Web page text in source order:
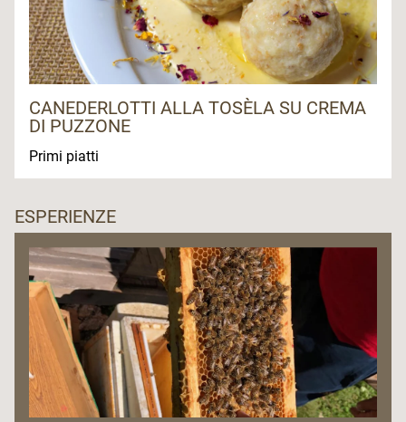
CANEDERLOTTI ALLA TOSÈLA SU CREMA
DI PUZZONE
Primi piatti
ESPERIENZE